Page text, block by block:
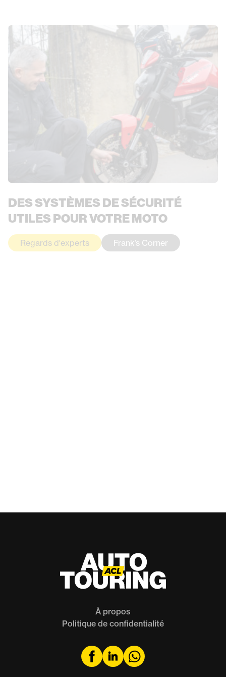
DES SYSTÈMES DE SÉCURITÉ
UTILES POUR VOTRE MOTO
Regards d'experts Frank’s Corner
À propos
Politique de confidentialité